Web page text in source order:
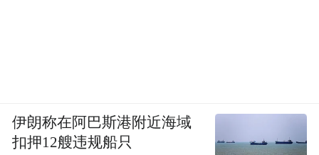
伊朗称在阿巴斯港附近海域
扣押12艘违规船只